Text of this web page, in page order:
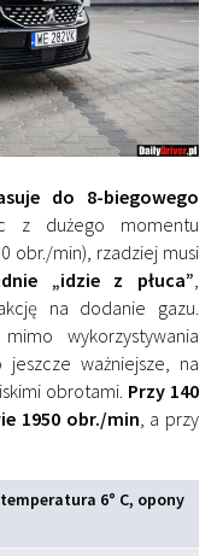
do 8-biegowego
z dużego momentu
obr./min), rzadziej musi
„idzie z płuca”,
na dodanie gazu.
wykorzystywania
ważniejsze, na
obrotami. Przy 140
1950 obr./min, a przy
6° C, opony